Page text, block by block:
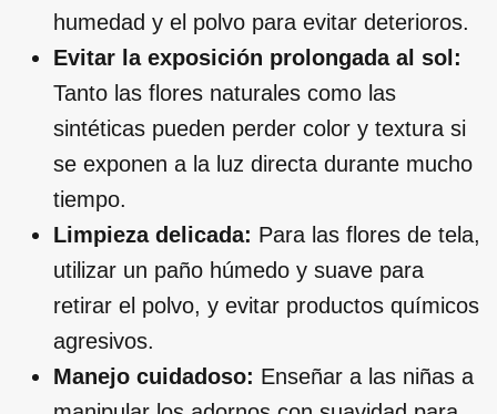
humedad y el polvo para evitar deterioros.
Evitar la exposición prolongada al sol:
Tanto las flores naturales como las
sintéticas pueden perder color y textura si
se exponen a la luz directa durante mucho
tiempo.
Limpieza delicada: Para las flores de tela,
utilizar un paño húmedo y suave para
retirar el polvo, y evitar productos químicos
agresivos.
Manejo cuidadoso: Enseñar a las niñas a